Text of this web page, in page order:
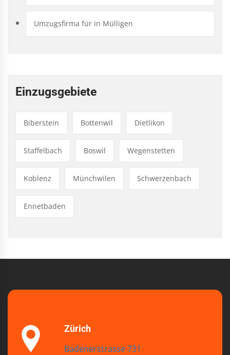
Umzugsfirma für in Mülligen
Einzugsgebiete
Biberstein Bottenwil Dietlikon
Staffelbach Boswil Wegenstetten
Koblenz Münchwilen Schwerzenbach
Ennetbaden
Zürich
Badenerstrasse 731